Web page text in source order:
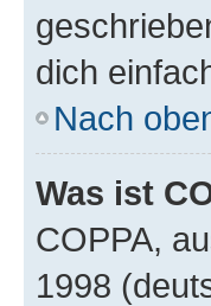
dich
Nach
Was ist
COPPA,
1998